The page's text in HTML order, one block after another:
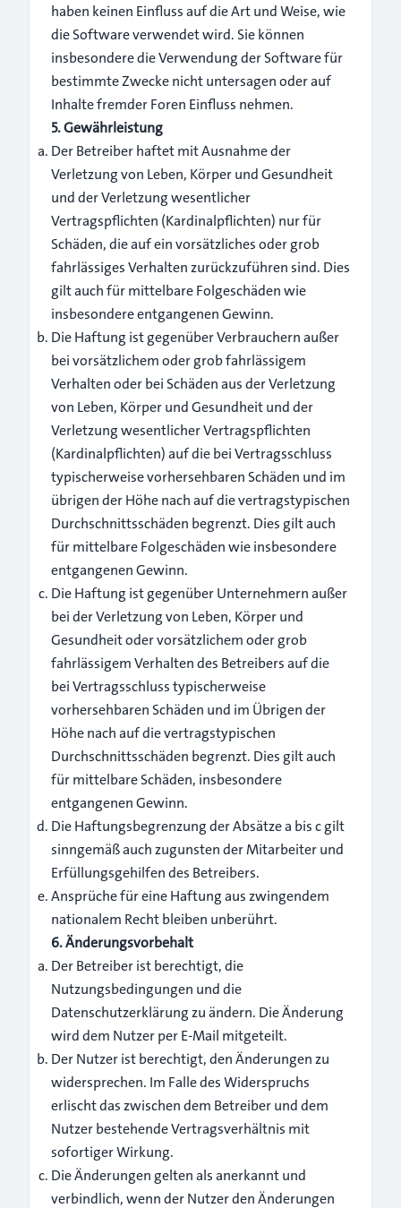
haben keinen Einfluss auf die Art und Weise, wie
die Software verwendet wird. Sie können
insbesondere die Verwendung der Software für
bestimmte Zwecke nicht untersagen oder auf
Inhalte fremder Foren Einfluss nehmen.
5. Gewährleistung
Der Betreiber haftet mit Ausnahme der
Verletzung von Leben, Körper und Gesundheit
und der Verletzung wesentlicher
Vertragspflichten (Kardinalpflichten) nur für
Schäden, die auf ein vorsätzliches oder grob
fahrlässiges Verhalten zurückzuführen sind. Dies
gilt auch für mittelbare Folgeschäden wie
insbesondere entgangenen Gewinn.
Die Haftung ist gegenüber Verbrauchern außer
bei vorsätzlichem oder grob fahrlässigem
Verhalten oder bei Schäden aus der Verletzung
von Leben, Körper und Gesundheit und der
Verletzung wesentlicher Vertragspflichten
(Kardinalpflichten) auf die bei Vertragsschluss
typischerweise vorhersehbaren Schäden und im
übrigen der Höhe nach auf die vertragstypischen
Durchschnittsschäden begrenzt. Dies gilt auch
für mittelbare Folgeschäden wie insbesondere
entgangenen Gewinn.
Die Haftung ist gegenüber Unternehmern außer
bei der Verletzung von Leben, Körper und
Gesundheit oder vorsätzlichem oder grob
fahrlässigem Verhalten des Betreibers auf die
bei Vertragsschluss typischerweise
vorhersehbaren Schäden und im Übrigen der
Höhe nach auf die vertragstypischen
Durchschnittsschäden begrenzt. Dies gilt auch
für mittelbare Schäden, insbesondere
entgangenen Gewinn.
Die Haftungsbegrenzung der Absätze a bis c gilt
sinngemäß auch zugunsten der Mitarbeiter und
Erfüllungsgehilfen des Betreibers.
Ansprüche für eine Haftung aus zwingendem
nationalem Recht bleiben unberührt.
6. Änderungsvorbehalt
Der Betreiber ist berechtigt, die
Nutzungsbedingungen und die
Datenschutzerklärung zu ändern. Die Änderung
wird dem Nutzer per E-Mail mitgeteilt.
Der Nutzer ist berechtigt, den Änderungen zu
widersprechen. Im Falle des Widerspruchs
erlischt das zwischen dem Betreiber und dem
Nutzer bestehende Vertragsverhältnis mit
sofortiger Wirkung.
Die Änderungen gelten als anerkannt und
verbindlich, wenn der Nutzer den Änderungen